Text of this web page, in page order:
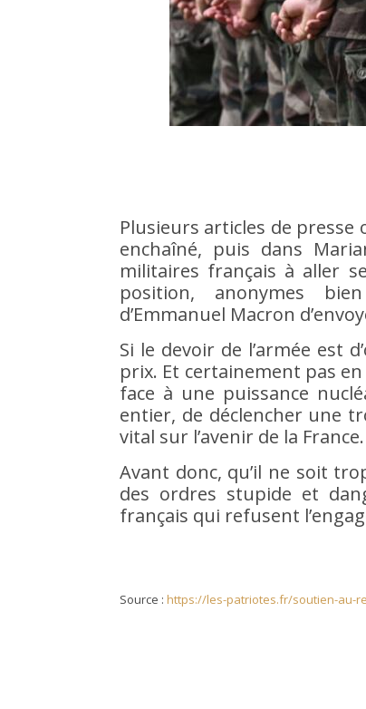
Plusieurs articles de presse
enchaîné, puis dans
militaires français à aller
position, anonymes
d’Emmanuel Macron
Si le devoir de l’armée est
prix. Et certainement pas
face à une puissance
entier, de déclencher une
vital sur l’avenir de la France.
Avant donc, qu’il ne soit
des ordres stupide et
français qui refusent
Source : https://les-patriotes.fr/soutien-au-